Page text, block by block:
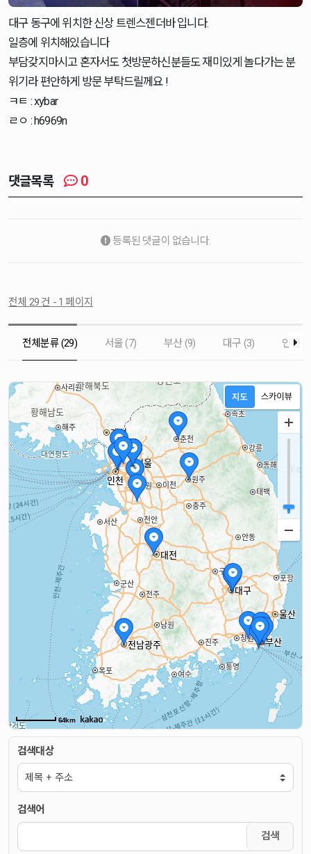
대구 동구에 위치한 신상 트렌스젠더바 입니다.
일층에 위치해있습니다
부담갖지마시고 혼자서도 첫방문하신분들도 재미있게 놀다가는 분
위기라 편안하게 방문 부탁드릴께요 !
ㅋㅌ : xybar
ㄹㅇ : h6969n
댓글목록 0
등록된 댓글이 없습니다.
전체 29 건 - 1 페이지
전체분류 (29) 서울 (7) 부산 (9) 대구 (3) 인천
64km
검색대상
검색어
검색